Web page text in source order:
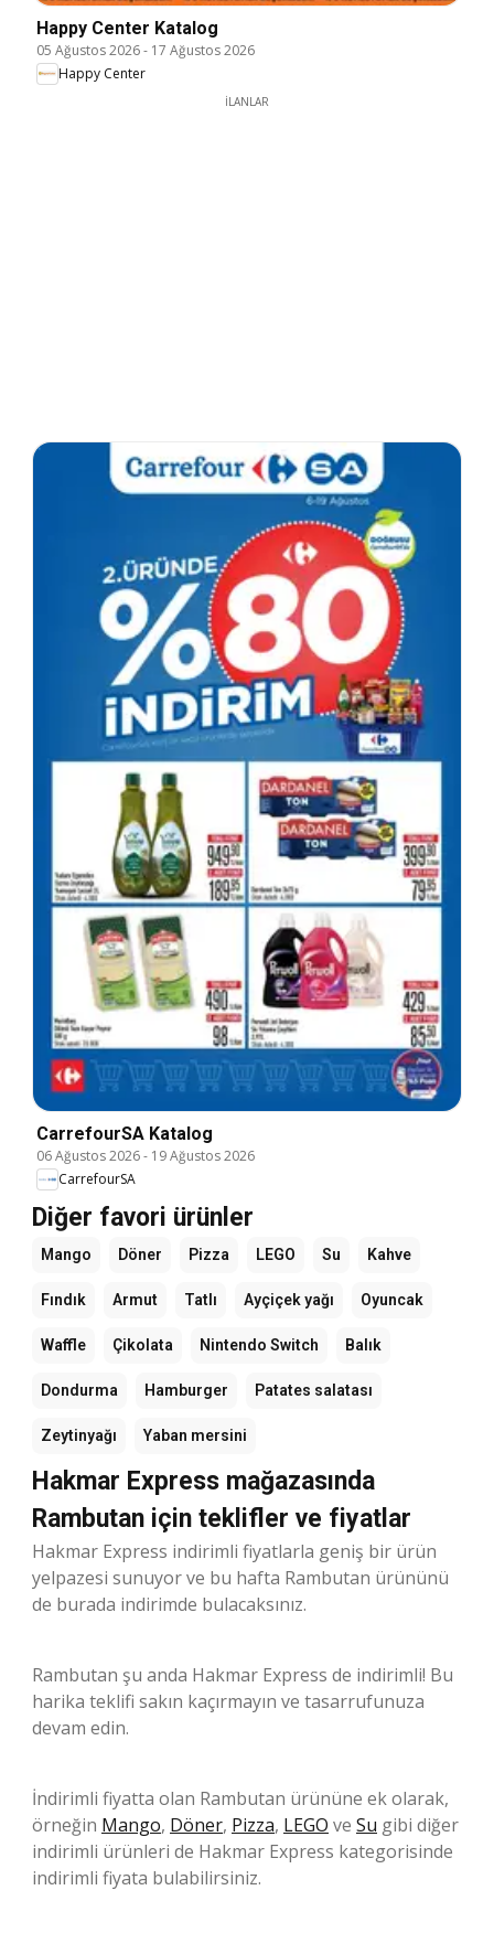
Happy Center Katalog
05 Ağustos 2026- 17 Ağustos 2026
Happy Center
İLANLAR
CarrefourSA Katalog
06 Ağustos 2026- 19 Ağustos 2026
CarrefourSA
Diğer favori ürünler
Mango Döner Pizza LEGO Su Kahve
Fındık Armut Tatlı Ayçiçek yağı Oyuncak
Waffle Çikolata Nintendo Switch Balık
Dondurma Hamburger Patates salatası
Zeytinyağı Yaban mersini
Hakmar Express mağazasında
Rambutan için teklifler ve fiyatlar
Hakmar Express indirimli fiyatlarla geniş bir ürün
yelpazesi sunuyor ve bu hafta Rambutan ürününü
de burada indirimde bulacaksınız.
Rambutan şu anda Hakmar Express de indirimli! Bu
harika teklifi sakın kaçırmayın ve tasarrufunuza
devam edin.
İndirimli fiyatta olan Rambutan ürününe ek olarak,
örneğin Mango, Döner, Pizza, LEGO ve Su gibi diğer
indirimli ürünleri de Hakmar Express kategorisinde
indirimli fiyata bulabilirsiniz.